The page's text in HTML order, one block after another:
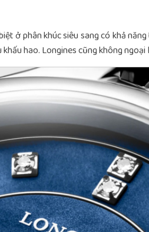
ở phân khúc siêu sang có khả
hao. Longines cũng không ngoại